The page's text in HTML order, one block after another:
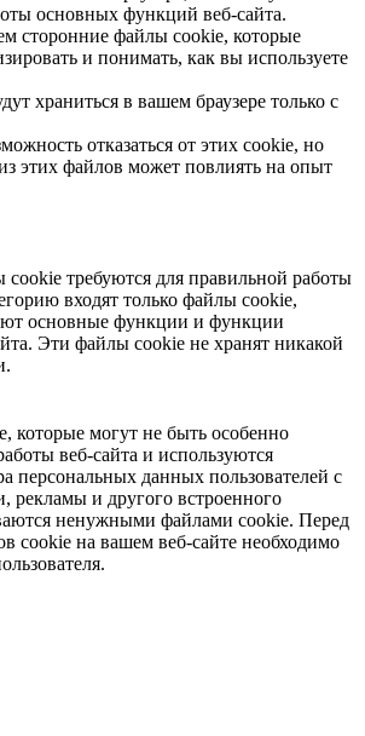
основных функций веб-сайта.
сторонние файлы cookie, которые
и понимать, как вы используете
храниться в вашем браузере только с
отказаться от этих cookie, но
этих файлов может повлиять на опыт
требуются для правильной работы
входят только файлы cookie,
основные функции и функции
Эти файлы cookie не хранят никакой
могут не быть особенно
веб-сайта и используются
персональных данных пользователей с
рекламы и другого встроенного
ненужными файлами cookie. Перед
cookie на вашем веб-сайте необходимо